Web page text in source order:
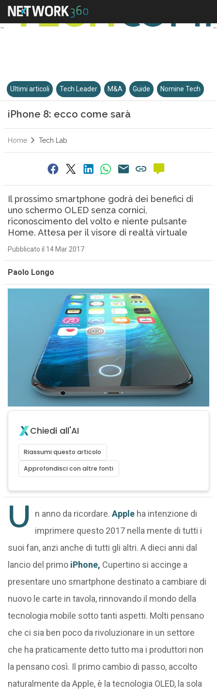
Ultimi articoli Tech Leader M&A Guide Nomine Tech
iPhone 8: ecco come sarà
Home Tech Lab
Il prossimo smartphone godrà dei benefici di
uno schermo OLED senza cornici,
riconoscimento del volto e niente pulsante
Home. Attesa per il visore di realtà virtuale
Pubblicato il 14 Mar 2017
Paolo Longo
Chiedi all'AI
Riassumi questo articolo
Approfondisci con altre fonti
U n anno da ricordare. Apple ha intenzione di
imprimere questo 2017 nella mente di tutti i
suoi fan, anzi anche di tutti gli altri. A dieci anni dal
lancio del primoiPhone, Cupertino si accinge a
presentare uno smartphone destinato a cambiare di
nuovo le carte in tavola, rinnovando il mondo della
tecnologia mobile sotto tanti aspetti. Molti pensano
che ci sia ben poco da rivoluzionare in un settore
che ha praticamente detto tutto ma i produttori non
la pensano così. Il primo cambio di passo, accolto
naturalmente da Apple, è la tecnologia OLED, la sola